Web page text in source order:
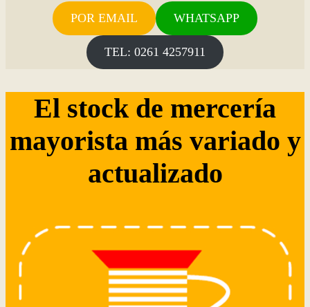
POR EMAIL WHATSAPP
TEL: 0261 4257911
El stock de mercería
mayorista más variado y
actualizado